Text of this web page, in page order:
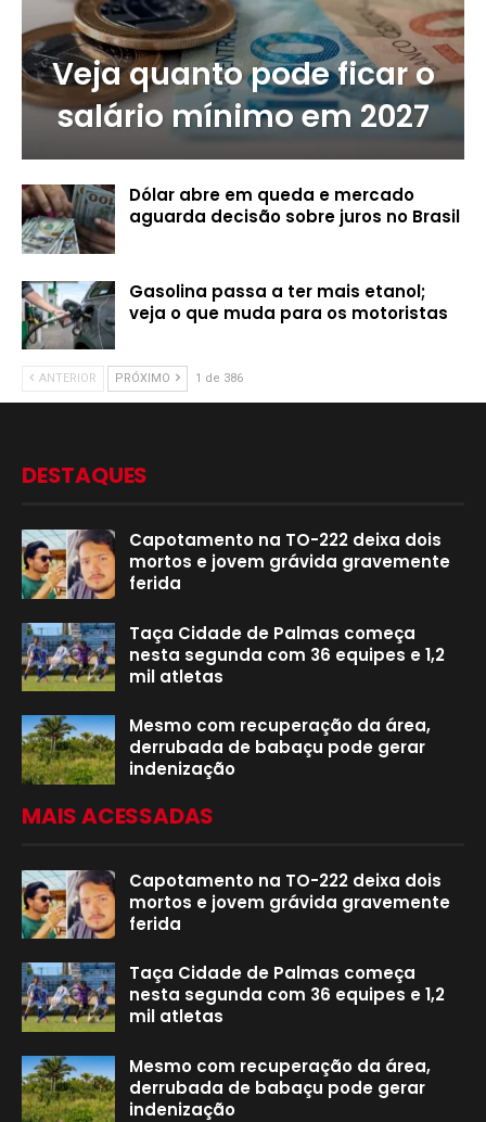
Veja quanto pode ficar o
salário mínimo em 2027
Dólar abre em queda e mercado
aguarda decisão sobre juros no Brasil
Gasolina passa a ter mais etanol;
veja o que muda para os motoristas
ANTERIOR PRÓXIMO 1 de 386
DESTAQUES
Capotamento na TO-222 deixa dois
mortos e jovem grávida gravemente
ferida
Taça Cidade de Palmas começa
nesta segunda com 36 equipes e 1,2
mil atletas
Mesmo com recuperação da área,
derrubada de babaçu pode gerar
indenização
MAIS ACESSADAS
Capotamento na TO-222 deixa dois
mortos e jovem grávida gravemente
ferida
Taça Cidade de Palmas começa
nesta segunda com 36 equipes e 1,2
mil atletas
Mesmo com recuperação da área,
derrubada de babaçu pode gerar
indenização